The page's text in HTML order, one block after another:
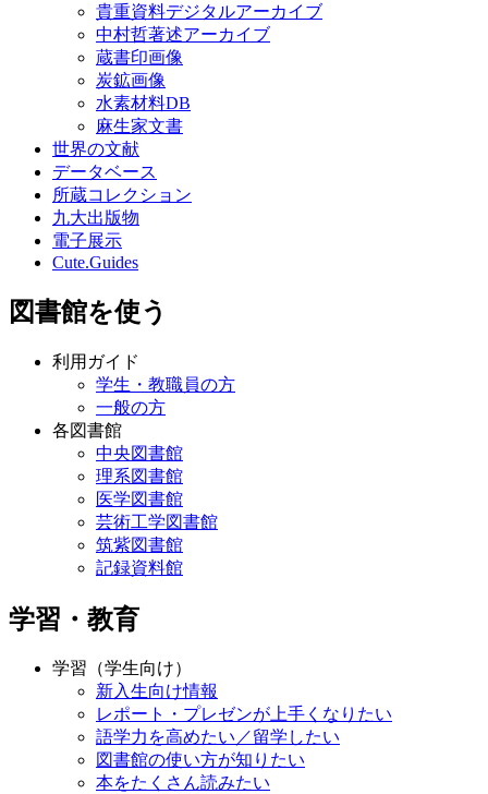
貴重資料デジタルアーカイブ
中村哲著述アーカイブ
蔵書印画像
炭鉱画像
水素材料DB
麻生家文書
世界の文献
データベース
所蔵コレクション
九大出版物
電子展示
Cute.Guides
図書館を使う
利用ガイド
学生・教職員の方
一般の方
各図書館
中央図書館
理系図書館
医学図書館
芸術工学図書館
筑紫図書館
記録資料館
学習・教育
学習（学生向け）
新入生向け情報
レポート・プレゼンが上手くなりたい
語学力を高めたい／留学したい
図書館の使い方が知りたい
本をたくさん読みたい